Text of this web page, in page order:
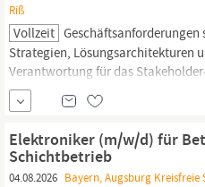
Riß
Vollzeit Geschäftsanforderungen
Strategien, Lösungsarchitekturen
Verantwortung für das
nachhaltiger Business-Partner-
Abstimmung von IT-Projekten im
Portfolio-Managements
Initiativen durch...
Elektroniker (m/w/d) für
Schichtbetrieb
04.08.2026 Bayern, Augsburg Kreisfreie